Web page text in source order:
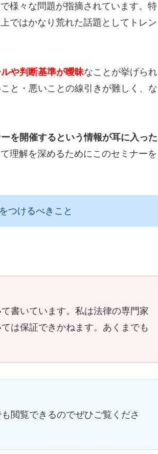
様々な問題が指摘されています。特
ではかなり荒れた話題としてトレン
や判断基準が曖昧なことが挙げられ
と・悪いことの線引きが難しく、な
を開催するという情報が耳に入った
理解を深めるためにこのセミナーを
つけるべきこと
書いています。私は法律の専門家
は保証できかねます。あくまでも
閲覧できるのでぜひご覧くださ